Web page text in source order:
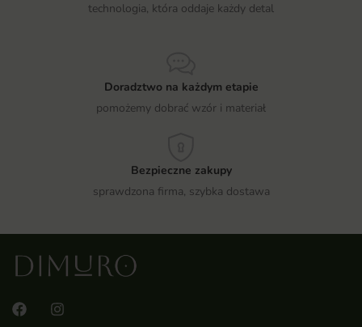
technologia, która oddaje każdy detal
Doradztwo na każdym etapie
pomożemy dobrać wzór i materiał
Bezpieczne zakupy
sprawdzona firma, szybka dostawa